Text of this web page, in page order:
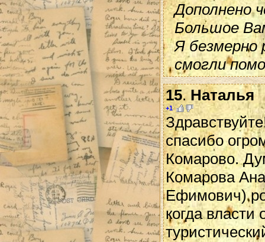
Дополнено
Большое
Я безмерно
смогли
15. Наталья
+1
спасибо
Комарово.
Комарова
Ефимович)
когда